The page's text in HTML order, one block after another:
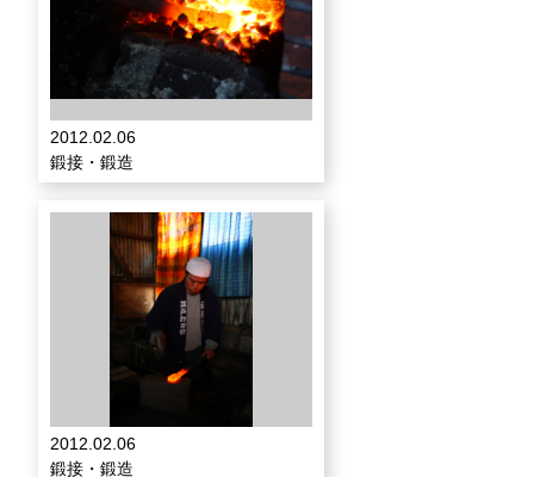
2012.02.06
鍛接・鍛造
2012.02.06
鍛接・鍛造